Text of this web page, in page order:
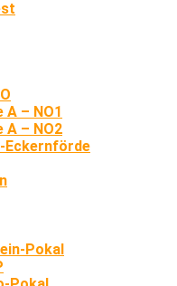
A – NO1
A – NO2
Eckernförde
Pokal